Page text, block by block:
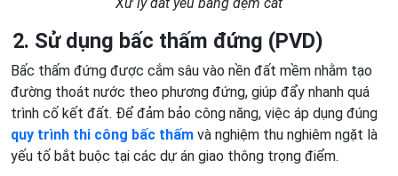
2. Sử dụng bấc thấm đứng (PVD)
Bấc thấm đứng được cắm sâu vào nền đất mềm nhằm tạo
đường thoát nước theo phương đứng, giúp đẩy nhanh quá
trình cố kết đất. Để đảm bảo công năng, việc áp dụng đúng
quy trình thi công bấc thấm và nghiệm thu nghiêm ngặt là
yếu tố bắt buộc tại các dự án giao thông trọng điểm.